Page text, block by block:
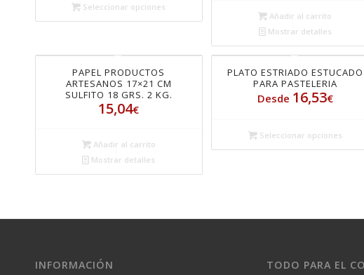
Seleccionar opciones
Añadir al carrito
Mostrar detalles
PAPEL PRODUCTOS
ARTESANOS 17×21 CM
SULFITO 18 GRS. 2 KG.
15,04€
Añadir al carrito
Mostrar detalles
PLATO ESTRIADO ESTUCADO
PARA PASTELERIA
Desde 16,53€
Seleccionar opciones
INFORMACIÓN TODO PARA EL